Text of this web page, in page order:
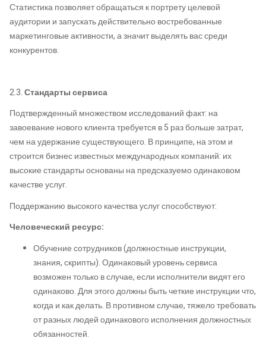
Статистика позволяет обращаться к портрету целевой
аудитории и запускать действительно востребованные
маркетинговые активности, а значит выделять вас среди
конкурентов.
2.3.Стандарты сервиса
Подтвержденный множеством исследований факт: на
завоевание нового клиента требуется в 5 раз больше затрат,
чем на удержание существующего. В принципе, на этом и
строится бизнес известных международных компаний: их
высокие стандарты основаны на предсказуемо одинаковом
качестве услуг.
Поддержанию высокого качества услуг способствуют:
Человеческий ресурс:
Обучение сотрудников (должностные инструкции,
знания, скрипты). Одинаковый уровень сервиса
возможен только в случае, если исполнители видят его
одинаково. Для этого должны быть четкие инструкции что,
когда и как делать. В противном случае, тяжело требовать
от разных людей одинакового исполнения должностных
обязанностей.